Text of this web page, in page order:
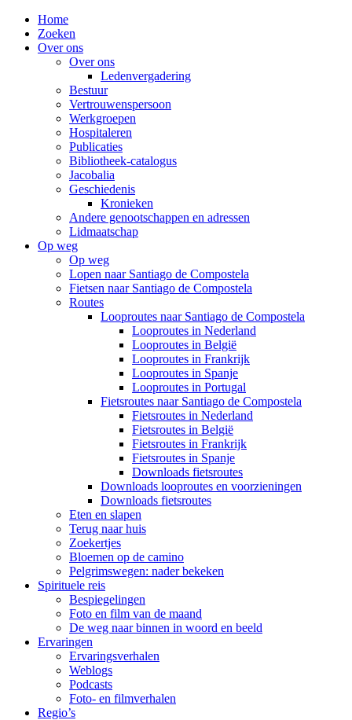
Home
Zoeken
Over ons
Over ons
Ledenvergadering
Bestuur
Vertrouwenspersoon
Werkgroepen
Hospitaleren
Publicaties
Bibliotheek-catalogus
Jacobalia
Geschiedenis
Kronieken
Andere genootschappen en adressen
Lidmaatschap
Op weg
Op weg
Lopen naar Santiago de Compostela
Fietsen naar Santiago de Compostela
Routes
Looproutes naar Santiago de Compostela
Looproutes in Nederland
Looproutes in België
Looproutes in Frankrijk
Looproutes in Spanje
Looproutes in Portugal
Fietsroutes naar Santiago de Compostela
Fietsroutes in Nederland
Fietsroutes in België
Fietsroutes in Frankrijk
Fietsroutes in Spanje
Downloads fietsroutes
Downloads looproutes en voorzieningen
Downloads fietsroutes
Eten en slapen
Terug naar huis
Zoekertjes
Bloemen op de camino
Pelgrimswegen: nader bekeken
Spirituele reis
Bespiegelingen
Foto en film van de maand
De weg naar binnen in woord en beeld
Ervaringen
Ervaringsverhalen
Weblogs
Podcasts
Foto- en filmverhalen
Regio’s